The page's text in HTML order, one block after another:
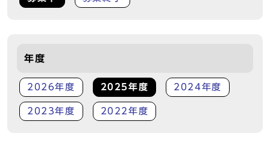
年度
2026年度 2025年度 2024年度
2023年度 2022年度